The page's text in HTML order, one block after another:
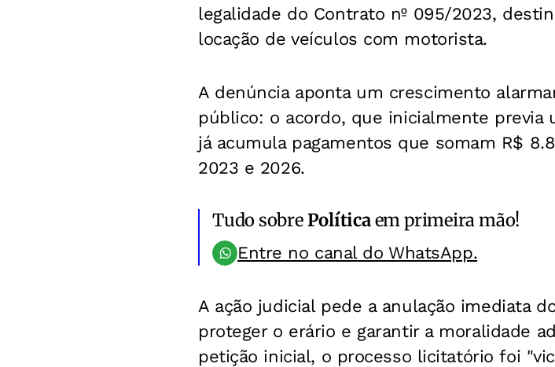
legalidade do Contrato nº 095/2023,
locação de veículos com motorista.
A denúncia aponta um crescimento
público: o acordo, que inicialmente previa
já acumula pagamentos que somam R$
2023 e 2026.
Tudo sobrePolíticaem primeira mão!
Entre no canal do WhatsApp.
A ação judicial pede a anulação imediata
proteger o erário e garantir a moralidade
petição inicial, o processo licitatório foi